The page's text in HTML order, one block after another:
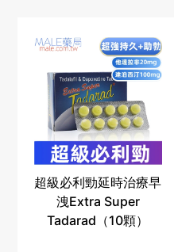
超級必利勁延時治療早
洩Extra Super
Tadarad（10顆）